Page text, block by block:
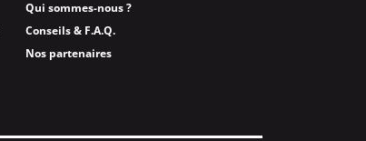
Qui sommes-nous ?
Conseils & F.A.Q.
Nos partenaires